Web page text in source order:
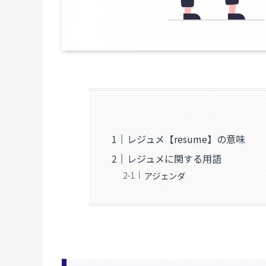
レジュメ【resume】の意味
レジュメに関する用語
アジェンダ